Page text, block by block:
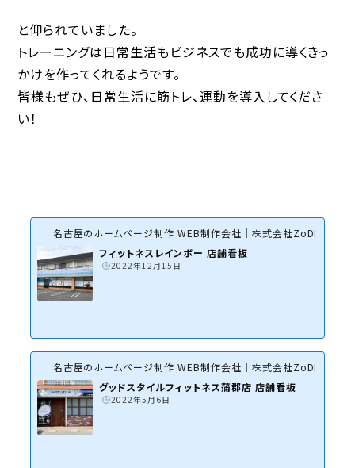
と仰られていました。
トレーニングは日常生活もビジネスでも成功に導くきっ
かけを作ってくれるようです。
皆様もぜひ、日常生活に筋トレ、運動を導入してくださ
い！
名古屋のホームページ制作 WEB制作会社｜株式会社ZoDDo
フィットネスレインボー 店舗看板
2022年12月15日
名古屋のホームページ制作 WEB制作会社｜株式会社ZoDDo
グッドスタイルフィットネス蒲郡店 店舗看板
2022年5月6日